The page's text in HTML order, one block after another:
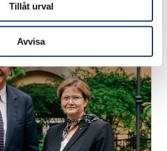
Tillåt urval
Avvisa